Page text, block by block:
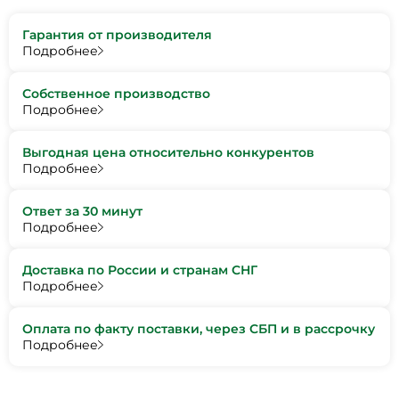
Гарантия от производителя
Подробнее
Собственное производство
Подробнее
Выгодная цена относительно конкурентов
Подробнее
Ответ за 30 минут
Подробнее
Доставка по России и странам СНГ
Подробнее
Оплата по факту поставки, через СБП и в рассрочку
Подробнее